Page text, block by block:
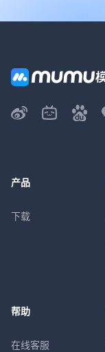
产品
下载
帮助
在线客服